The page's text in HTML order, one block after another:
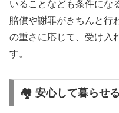
いることなども条件にな
賠償や謝罪がきちんと行
の重さに応じて、受け入
す。
🏘️ 安心して暮らせ